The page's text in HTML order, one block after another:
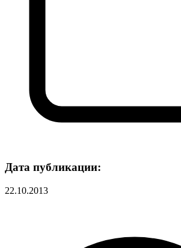
Дата публикации:
22.10.2013